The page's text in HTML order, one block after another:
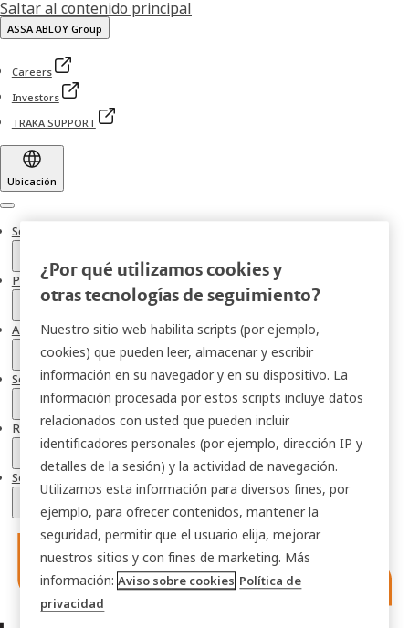
Saltar al contenido principal
ASSA ABLOY Group
Careers
Investors
TRAKA SUPPORT
Ubicación
Menu
Soluciones Traka
Productos Traka
Acerca de Traka
Servicios de Soporte y Soluciones
Recursos
Soluciones sectoriales
¿Por qué utilizamos cookies y
otras tecnologías de seguimiento?
Nuestro sitio web habilita scripts (por ejemplo,
cookies) que pueden leer, almacenar y escribir
información en su navegador y en su dispositivo. La
información procesada por estos scripts incluye datos
relacionados con usted que pueden incluir
identificadores personales (por ejemplo, dirección IP y
detalles de la sesión) y la actividad de navegación.
Utilizamos esta información para diversos fines, por
ejemplo, para ofrecer contenidos, mantener la
seguridad, permitir que el usuario elija, mejorar
nuestros sitios y con fines de marketing. Más
información:Aviso sobre cookies Política de
privacidad